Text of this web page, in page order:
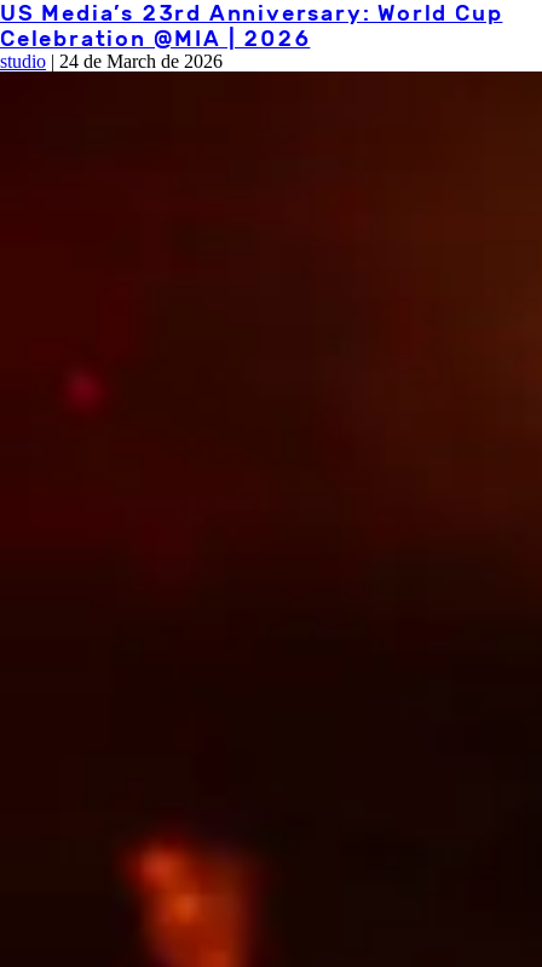
US Media’s 23rd Anniversary: World Cup
Celebration @MIA | 2026
studio | 24 de March de 2026